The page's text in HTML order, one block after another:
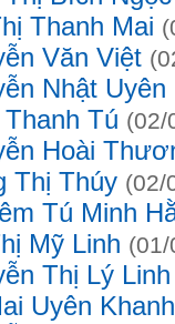
Thanh Mai
Văn Việt
Nhật Uyên
Tú (02/
Hoài
Thị Thúy (02/
Tú Minh
Mỹ Linh
Thị Lý Linh
Uyên Khanh